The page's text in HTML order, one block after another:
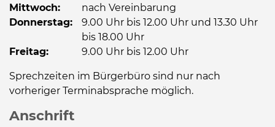
Mittwoch:
nach Vereinbarung
Donnerstag: 9.00 Uhr bis 12.00 Uhr und 13.30 Uhr
bis 18.00 Uhr
Freitag:
9.00 Uhr bis 12.00 Uhr
Sprechzeiten im Bürgerbüro sind nur nach
vorheriger Terminabsprache möglich.
Anschrift